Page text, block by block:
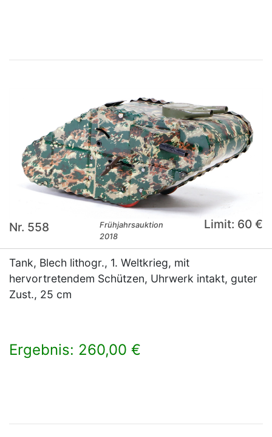
Nr. 558
Frühjahrsauktion
2018
Limit: 60 €
Tank, Blech lithogr., 1. Weltkrieg, mit
hervortretendem Schützen, Uhrwerk intakt, guter
Zust., 25 cm
Ergebnis: 260,00 €